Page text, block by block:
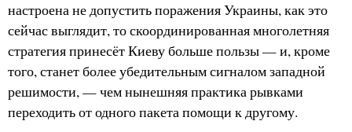
настроена не допустить поражения Украины, как это
сейчас выглядит, то скоординированная многолетняя
стратегия принесёт Киеву больше пользы — и, кроме
того, станет более убедительным сигналом западной
решимости, — чем нынешняя практика рывками
переходить от одного пакета помощи к другому.